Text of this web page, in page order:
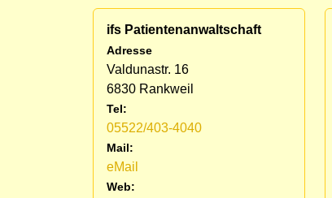
ifs Patientenanwaltschaft
Adresse
Valdunastr. 16
6830 Rankweil
Tel:
05522/403-4040
Mail:
eMail
Web: